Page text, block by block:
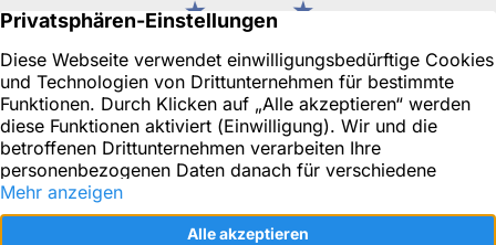
Ihr Immobilienmakler in Düsseldorf oder für Neuss, Ratingen
& Umgebung
Objekt-Tracking